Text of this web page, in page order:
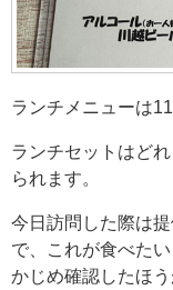
ランチメニューは
ランチセットはど
られます。
今日訪問した際は
で、これが食べた
かじめ確認したほう